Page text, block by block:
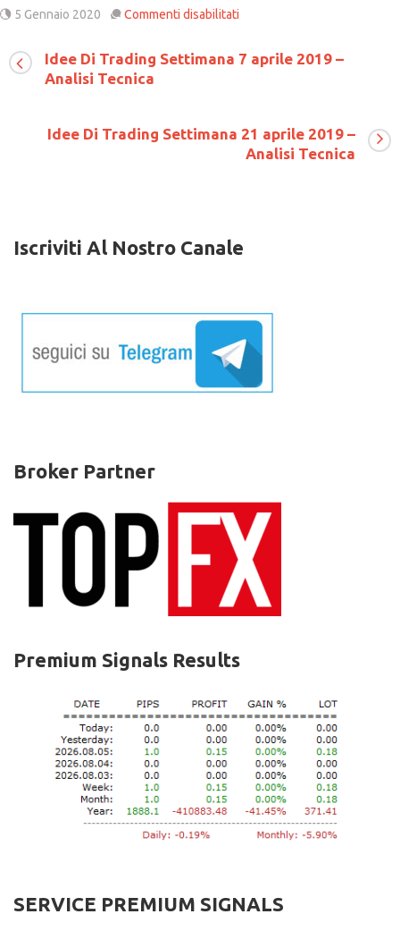
5 Gennaio 2020 Commenti disabilitati
Trading
2020
–
Analisi
Idee Di Trading Settimana 7 aprile 2019 –
Analisi Tecnica
Idee Di Trading Settimana 21 aprile 2019 –
Analisi Tecnica
Iscriviti Al Nostro Canale
Broker Partner
Premium Signals Results
SERVICE PREMIUM SIGNALS